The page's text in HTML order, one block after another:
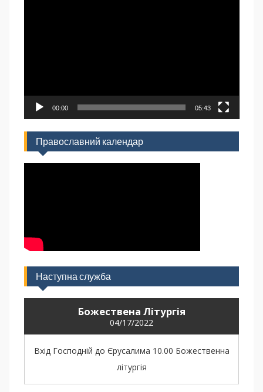
00:00 05:43
Православний календар
Наступна служба
Божествена Літургія
04/17/2022
Вхід Господній до Єрусалима 10.00 Божественна
літургія